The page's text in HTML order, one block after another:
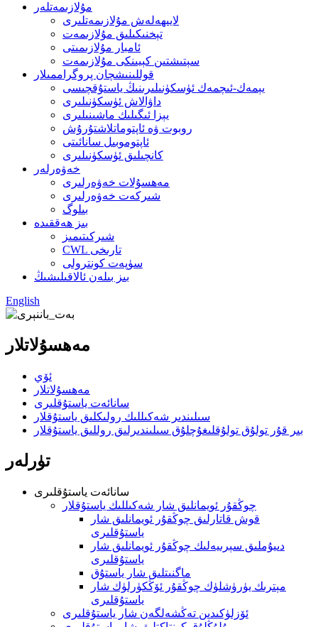
مۇلازىمەتلەر
لايىھەلەش مۇلازىمەتلىرى
تېخنىكىلىق مۇلازىمەت
ئامبار مۇلازىمىتى
سېتىشتىن كېيىنكى مۇلازىمەت
قوللىنىشچان پروگراممىلار
يېمەك-ئىچمەك ئۈسكۈنىلىرىنىڭ ياستۇقچىسى
داۋالاش ئۈسكۈنىلىرى
يېزا ئىگىلىك ماشىنىلىرى
روبوت ۋە ئاپتوماتلاشتۇرۇش
ئاپتوموبىل سانائىتى
كانچىلىق ئۈسكۈنىلىرى
خەۋەرلەر
مەھسۇلات خەۋەرلىرى
شىركەت خەۋەرلىرى
بىلوگ
بىز ھەققىدە
شىركىتىمىز
CWL تارىخى
سۈپەت كونترولى
بىز بىلەن ئالاقىلىشىڭ
English
مەھسۇلاتلار
ئۆي
مەھسۇلاتلار
سانائەت ياستۇقلىرى
سىلىندىر شەكىللىك رولىكلىق ياستۇقلار
بىر قۇر تولۇق تولۇقلىغۇچلۇق سىلىندىرلىق روللىق ياستۇقلار
تۈرلەر
سانائەت ياستۇقلىرى
چوڭقۇر ئويمانلىق شار شەكىللىك ياستۇقلار
قوش قاتارلىق چوڭقۇر ئويمانلىق شار
ياستۇقلىرى
دىيۇملىق سېرىيەلىك چوڭقۇر ئويمانلىق شار
ياستۇقلىرى
ماگنىتلىق شار ياستۇق
مېترىك يۈرۈشلۈك چوڭقۇر ئۆڭكۈرلۈك شار
ياستۇقلىرى
ئۆزلۈكىدىن تەڭشەلگەن شار ياستۇقلىرى